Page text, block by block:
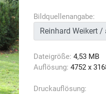
Bildquellenangabe:
Dateigröße: 4,53 MB
Auflösung: 4752 x
Druckauflösung: